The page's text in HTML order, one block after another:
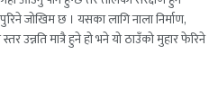
जोखिम छ । यसका लागि नाला निर्माण,
उन्नति मात्रै हुने हो भने यो ठाउँको मुहार फेरिने